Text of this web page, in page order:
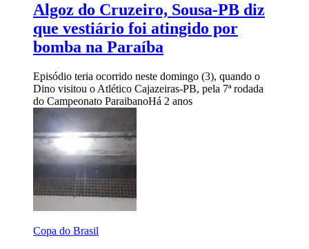
Algoz do Cruzeiro, Sousa-PB diz
que vestiário foi atingido por
bomba na Paraíba
Episódio teria ocorrido neste domingo (3), quando o
Dino visitou o Atlético Cajazeiras-PB, pela 7ª rodada
do Campeonato ParaibanoHá 2 anos
Copa do Brasil